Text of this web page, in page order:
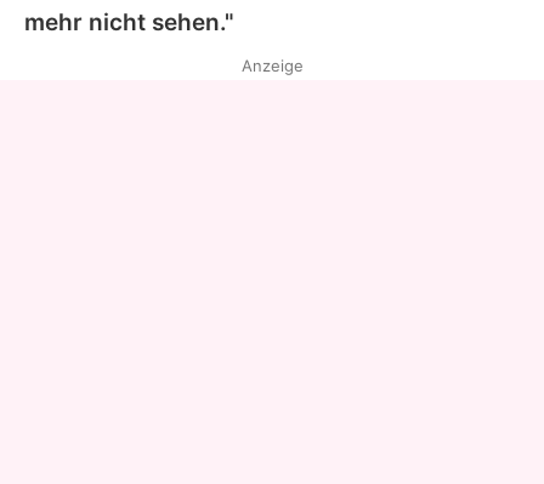
mehr nicht sehen."
Anzeige